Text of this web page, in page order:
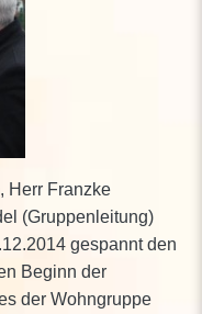
Herr Franzke
(Gruppenleitung)
gespannt den
Beginn der
der Wohngruppe